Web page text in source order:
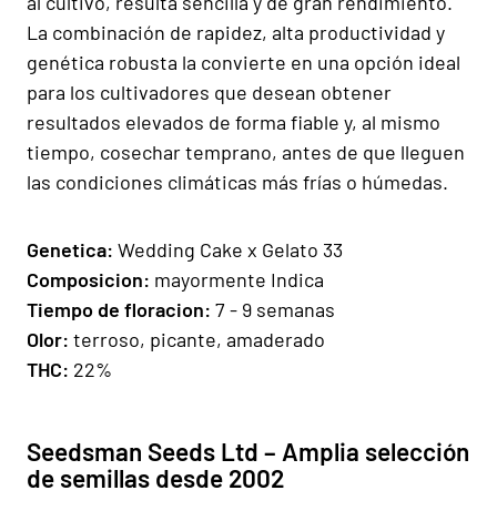
La combinación de rapidez, alta productividad y
genética robusta la convierte en una opción ideal
para los cultivadores que desean obtener
resultados elevados de forma fiable y, al mismo
tiempo, cosechar temprano, antes de que lleguen
las condiciones climáticas más frías o húmedas.
Genetica: Wedding Cake x Gelato 33
Composicion: mayormente Indica
Tiempo de floracion: 7 - 9 semanas
Olor: terroso, picante, amaderado
THC: 22%
Seedsman Seeds Ltd – Amplia selección
de semillas desde 2002